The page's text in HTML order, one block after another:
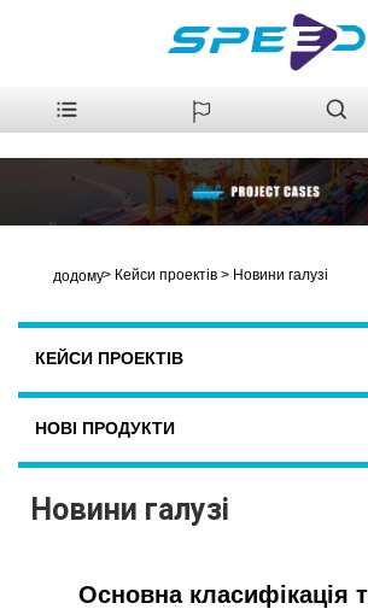
додому> Кейси проектів > Новини галузі
КЕЙСИ ПРОЕКТІВ
НОВІ ПРОДУКТИ
Новини галузі
Основна класифікація